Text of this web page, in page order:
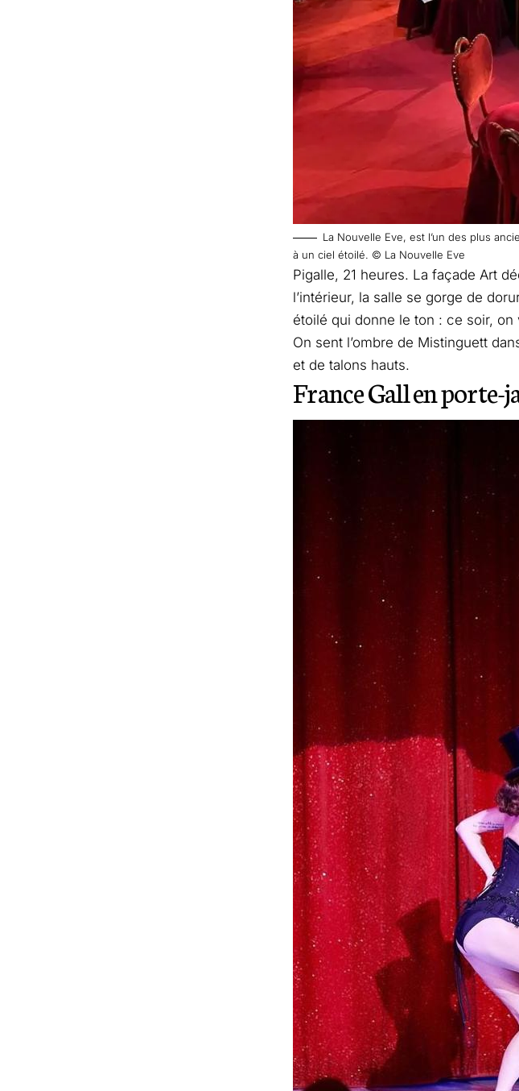
La Nouvelle Eve, est l’un des plus
à un ciel étoilé. © La Nouvelle Eve
Pigalle, 21 heures. La façade Art
l’intérieur, la salle se gorge de
étoilé qui donne le ton : ce soir, on
On sent l’ombre de Mistinguett
et de talons hauts.
France Gall en porte-